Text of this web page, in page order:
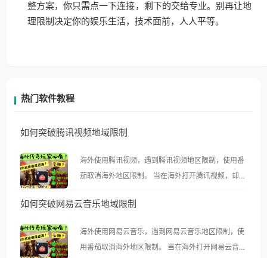
整方案，你只需点一下连接，剩下的交给专业。别再让地
理限制决定你的娱乐生活，技术面前，人人平等。
热门软件教程
如何突破腾讯视频地域限制
海外使用腾讯视频，遇到腾讯视频地区限制，使用番
茄取消海外地区限制。 当在海外打开腾讯视频，却突
示语。 海外用户如香港、澳门、台湾、美国、加拿
像其他音乐平台一样，出现地区及版权限制问题，且
仅能在中国大陆地区播放。 遇到这个问题的朋友们，
如何突破网易云音乐地域限制
海外使用网易云音乐，遇到网易云音乐地区限制，使
用番茄取消海外地区限制。 当在海外打开网易云音